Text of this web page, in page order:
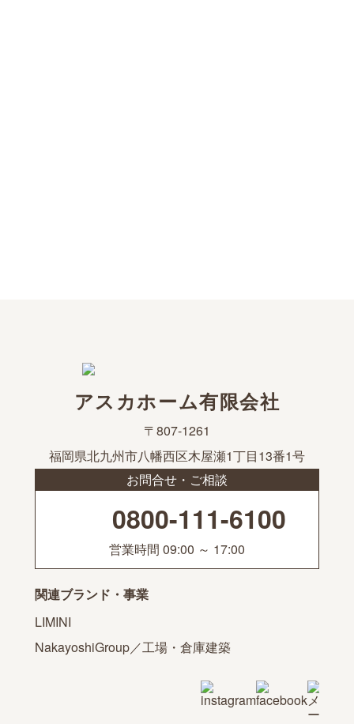
アスカホーム有限会社
〒807-1261
福岡県北九州市八幡西区木屋瀬1丁目13番1号
お問合せ・ご相談
0800-111-6100
営業時間 09:00 ～ 17:00
関連ブランド・事業
LIMINI
NakayoshiGroup／工場・倉庫建築